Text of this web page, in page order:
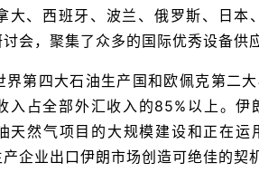
大、西班牙、波兰、俄罗斯、日
会， 聚集了众多的国际优秀设备供
界第四大石油生产国和欧佩克第二
入占全部外汇收入的85%以上。
天然气项目的大规模建设和正在
企业出口伊朗市场创造可绝佳的契机